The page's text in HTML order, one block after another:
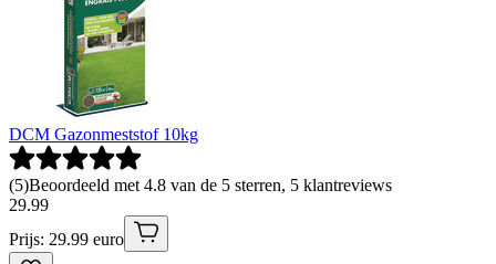
DCM Gazonmeststof 10kg
(5)Beoordeeld met 4.8 van de 5 sterren, 5 klantreviews
29.99
Prijs: 29.99 euro